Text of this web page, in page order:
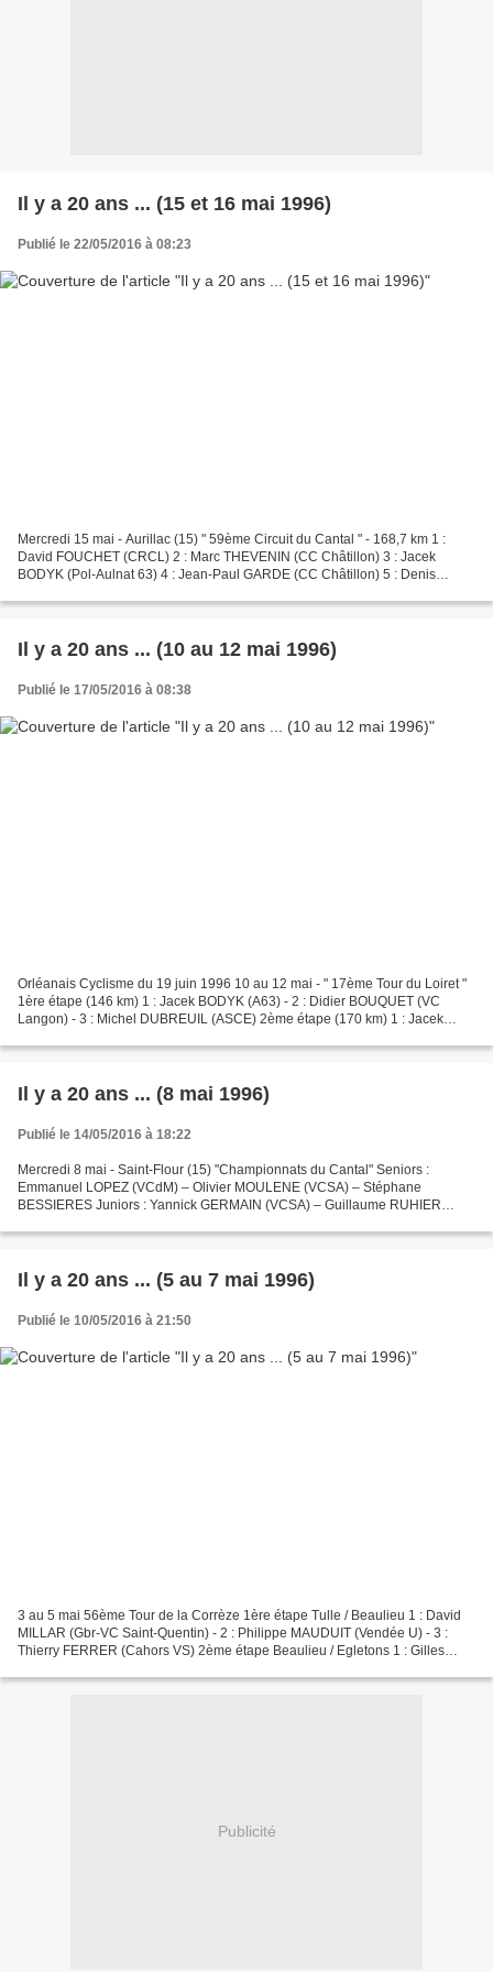
Il y a 20 ans ... (15 et 16 mai 1996)
Publié le 22/05/2016 à 08:23
Mercredi 15 mai - Aurillac (15) " 59ème Circuit du Cantal " - 168,7 km 1 :
David FOUCHET (CRCL) 2 : Marc THEVENIN (CC Châtillon) 3 : Jacek
BODYK (Pol-Aulnat 63) 4 : Jean-Paul GARDE (CC Châtillon) 5 : Denis
Il y a 20 ans ... (10 au 12 mai 1996)
Publié le 17/05/2016 à 08:38
Orléanais Cyclisme du 19 juin 1996 10 au 12 mai - " 17ème Tour du Loiret "
1ère étape (146 km) 1 : Jacek BODYK (A63) - 2 : Didier BOUQUET (VC
Langon) - 3 : Michel DUBREUIL (ASCE) 2ème étape (170 km) 1 : Jacek
Il y a 20 ans ... (8 mai 1996)
Publié le 14/05/2016 à 18:22
Mercredi 8 mai - Saint-Flour (15) "Championnats du Cantal" Seniors :
Emmanuel LOPEZ (VCdM) – Olivier MOULENE (VCSA) – Stéphane
BESSIERES Juniors : Yannick GERMAIN (VCSA) – Guillaume RUHIER
"Championnats...
Il y a 20 ans ... (5 au 7 mai 1996)
Publié le 10/05/2016 à 21:50
3 au 5 mai 56ème Tour de la Corrèze 1ère étape Tulle / Beaulieu 1 : David
MILLAR (Gbr-VC Saint-Quentin) - 2 : Philippe MAUDUIT (Vendée U) - 3 :
Thierry FERRER (Cahors VS) 2ème étape Beaulieu / Egletons 1 : Gilles
Publicité